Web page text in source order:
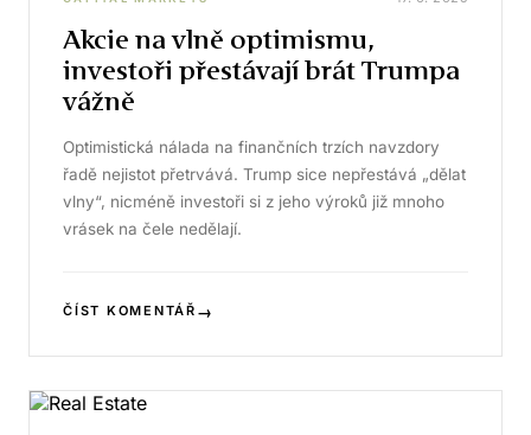
Akcie na vlně optimismu,
investoři přestávají brát Trumpa
vážně
Optimistická nálada na finančních trzích navzdory
řadě nejistot přetrvává. Trump sice nepřestává „dělat
vlny“, nicméně investoři si z jeho výroků již mnoho
vrásek na čele nedělají.
ČÍST KOMENTÁŘ →